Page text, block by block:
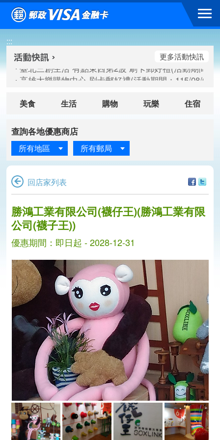
跳到主要內容區塊
:::
新竹遠東巨城購物中心 2026巨城年中慶夏日BIG好刷(
臺北三創生活 有點東西第2波 刷卡郵好禮(活動期間：
高雄大樂購物中心 刷卡郵好禮(活動期間：115/08/07-
臺北三創生活 有點東西第2波 刷卡郵好禮(活動期間：
更多活動快訊
美食 生活 購物 玩樂 住宿
查詢各地優惠商店
所有地區 所有郵局
回店家列表
分分
勝鴻工業有限公司(襪仔王)(勝鴻工業有限
公司(襪子王))
優惠期間：即日起 - 2028-12-31